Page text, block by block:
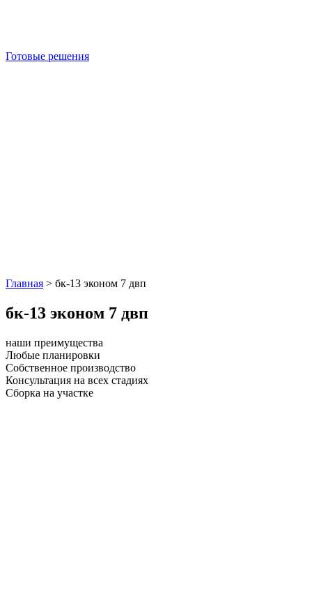
Готовые решения
Главная > бк-13 эконом 7 двп
бк-13 эконом 7 двп
наши преимущества
Любые планировки
Собственное производство
Консультация на всех стадиях
Сборка на участке